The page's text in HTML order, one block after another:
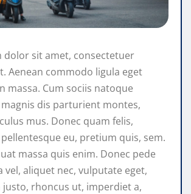
dolor sit amet, consectetuer
Aenean commodo ligula eget
massa. Cum sociis natoque
dis parturient montes,
mus. Donec quam felis,
eu, pretium quis, sem.
massa quis enim. Donec pede
vel, aliquet nec, vulputate eget,
justo, rhoncus ut, imperdiet a,